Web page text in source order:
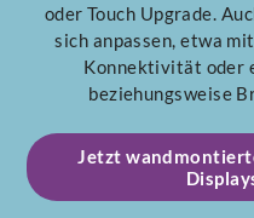
oder Touch Upgrade.
sich anpassen, etwa
Konnektivität oder
beziehungsweise
Jetzt